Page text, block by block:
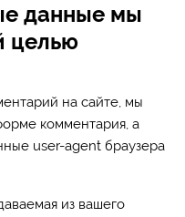
данные мы
целью
на сайте, мы
комментария, а
user-agent браузера
из вашего